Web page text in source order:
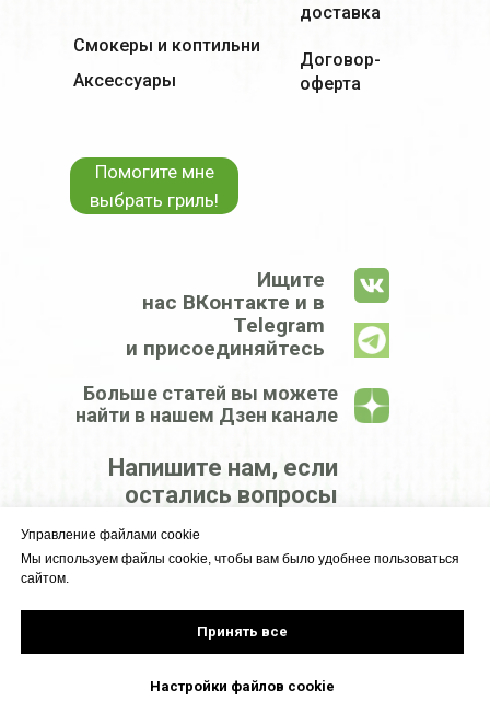
Управление файлами cookie
Мы используем файлы cookie, чтобы вам было удобнее пользоваться
сайтом.
Принять все
Настройки файлов cookie
Напишите нам, если
остались вопросы
Смокеры и коптильни
доставка
Аксессуары
Ищите
нас ВКонтакте и в
Telegram
и присоединяйтесь
КРУПНЕЙШИЙ
ГРИЛЕЙ
Помогите мне
выбрать гриль!
Договор-
оферта
Больше статей вы можете
найти в нашем Дзен канале